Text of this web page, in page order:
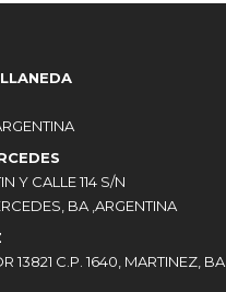
Y CALLE 114 S/N
BA ,ARGENTINA
13821 C.P. 1640, MARTINEZ, BA